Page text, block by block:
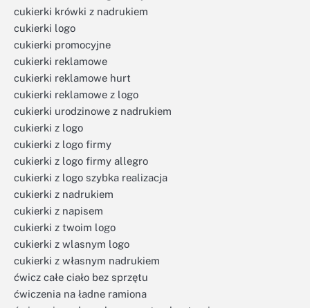
cukierki krówki z nadrukiem
cukierki logo
cukierki promocyjne
cukierki reklamowe
cukierki reklamowe hurt
cukierki reklamowe z logo
cukierki urodzinowe z nadrukiem
cukierki z logo
cukierki z logo firmy
cukierki z logo firmy allegro
cukierki z logo szybka realizacja
cukierki z nadrukiem
cukierki z napisem
cukierki z twoim logo
cukierki z wlasnym logo
cukierki z własnym nadrukiem
ćwicz całe ciało bez sprzętu
ćwiczenia na ładne ramiona